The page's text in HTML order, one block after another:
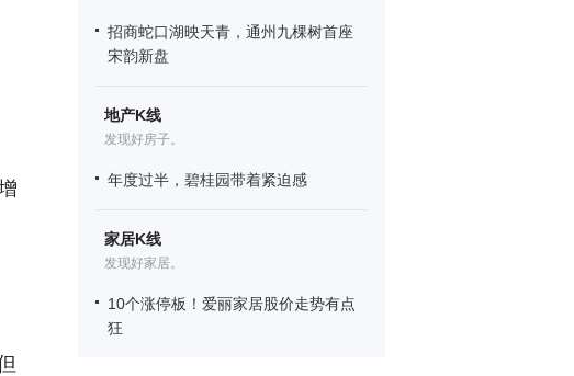
招商蛇口湖映天青，通州九棵树首座
宋韵新盘
地产K线
发现好房子。
年度过半，碧桂园带着紧迫感
家居K线
发现好家居。
10个涨停板！爱丽家居股价走势有点
狂